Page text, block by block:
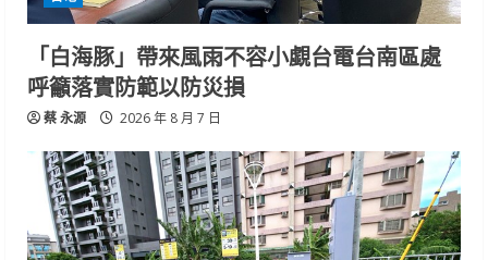
「白海豚」帶來風雨不容小覷台電台南區處
呼籲落實防範以防災損
蔡 永源 2026 年 8 月 7 日